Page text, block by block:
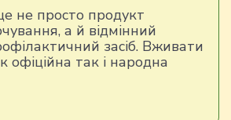
не просто продукт
а й відмінний
засіб. Вживати
офіційна так і народна